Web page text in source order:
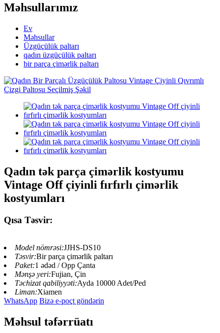
Məhsullarımız
Ev
Məhsullar
Üzgüçülük paltarı
qadın üzgüçülük paltarı
bir parça çimərlik paltarı
Qadın tək parça çimərlik kostyumu
Vintage Off çiyinli fırfırlı çimərlik
kostyumları
Qısa Təsvir:
Model nömrəsi:JJHS-DS10
Təsvir:Bir parça çimərlik paltarı
Paket:1 ədəd / Opp Çanta
Mənşə yeri:Fujian, Çin
Təchizat qabiliyyəti:Ayda 10000 Adet/Ped
Liman:Xiamen
WhatsApp Bizə e-poçt göndərin
Məhsul təfərrüatı